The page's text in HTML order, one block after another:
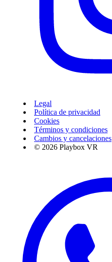
Legal
Política de privacidad
Cookies
Términos y condiciones
Cambios y cancelaciones
© 2026 Playbox VR